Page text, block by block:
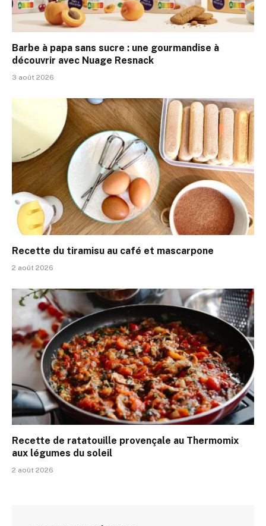
Barbe à papa sans sucre : une gourmandise à
découvrir avec Nuage Resnack
3 août 2026
Recette du tiramisu au café et mascarpone
2 août 2026
Recette de ratatouille provençale au Thermomix
aux légumes du soleil
2 août 2026